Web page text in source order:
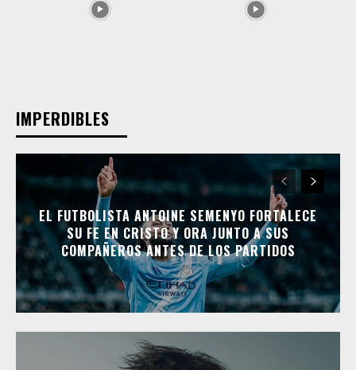
IMPERDIBLES
EL FUTBOLISTA ANTOINE SEMENYO FORTALECE
SU FE EN CRISTO Y ORA JUNTO A SUS
COMPAÑEROS ANTES DE LOS PARTIDOS